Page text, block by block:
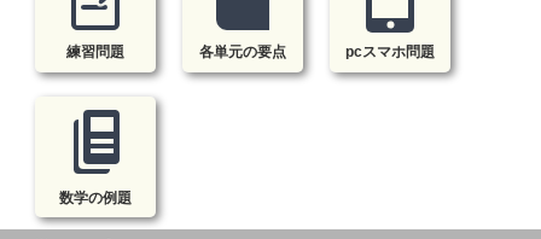
練習問題 各単元の要点 pcスマホ問題
数学の例題